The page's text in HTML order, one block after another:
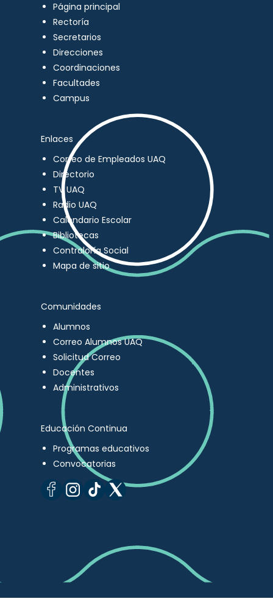
Página principal
Rectoría
Secretarios
Direcciones
Coordinaciones
Facultades
Campus
Enlaces
Correo de Empleados UAQ
Directorio
TV UAQ
Radio UAQ
Calendario Escolar
Bibliotecas
Contraloría Social
Mapa de sitio
Comunidades
Alumnos
Correo Alumnos UAQ
Solicitud Correo
Docentes
Administrativos
Educación Continua
Programas educativos
Convocatorias